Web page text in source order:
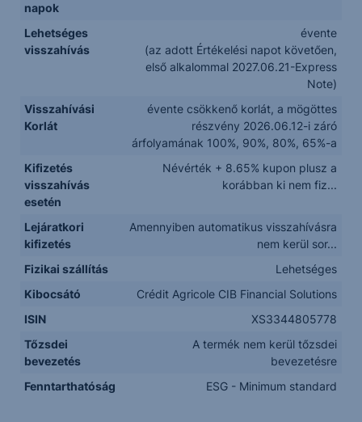
napok
Lehetséges
visszahívás
évente
(az adott Értékelési napot követően,
első alkalommal 2027.06.21-Express
Note)
Visszahívási
Korlát
évente csökkenő korlát, a mögöttes
részvény 2026.06.12-i záró
árfolyamának 100%, 90%, 80%, 65%-a
Kifizetés
visszahívás
esetén
Névérték + 8.65% kupon plusz a
korábban ki nem fiz...
Lejáratkori
kifizetés
Amennyiben automatikus visszahívásra
nem kerül sor...
Fizikai szállítás
Lehetséges
Kibocsátó
Crédit Agricole CIB Financial Solutions
ISIN
XS3344805778
Tőzsdei
bevezetés
A termék nem kerül tőzsdei
bevezetésre
Fenntarthatóság
ESG - Minimum standard